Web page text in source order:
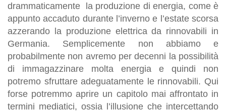
drammaticamente la produzione di energia, come è
appunto accaduto durante l’inverno e l’estate scorsa
azzerando la produzione elettrica da rinnovabili in
Germania. Semplicemente non abbiamo e
probabilmente non avremo per decenni la possibilità
di immagazzinare molta energia e quindi non
potremo sfruttare adeguatamente le rinnovabili. Qui
forse potremmo aprire un capitolo mai affrontato in
termini mediatici, ossia l’illusione che intercettando